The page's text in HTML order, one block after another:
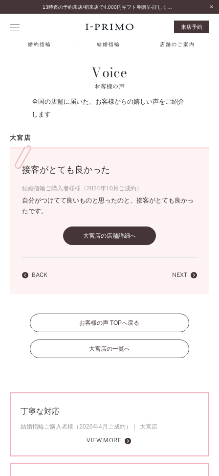
来店予約
婚約指輪 結婚指輪 店舗のご案内
Voice
お客様の声
全国の店舗に届いた、お客様からの嬉しい声をご紹介
します
大宮店
接客がとても良かった
結婚指輪ご購入者様様（2024年10月ご成約）
自分がつけてて良いものと思ったのと、接客がとても良かっ
たです。
大宮店の店舗詳細へ
BACK NEXT
お客様の声 TOPへ戻る
大宮店の一覧へ
丁寧な対応
結婚指輪ご購入者様（2026年4月ご成約）
大宮店
VIEW MORE